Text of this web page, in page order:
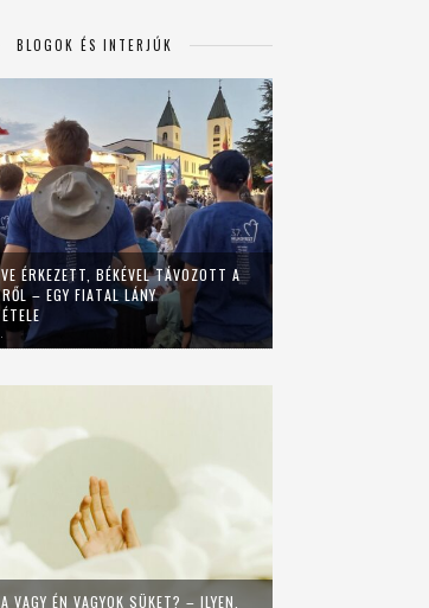
BLOGOK ÉS INTERJÚK
ÉRKEZETT, BÉKÉVEL TÁVOZOTT A
– EGY FIATAL LÁNY
VAGY ÉN VAGYOK SÜKET? – ILYEN,